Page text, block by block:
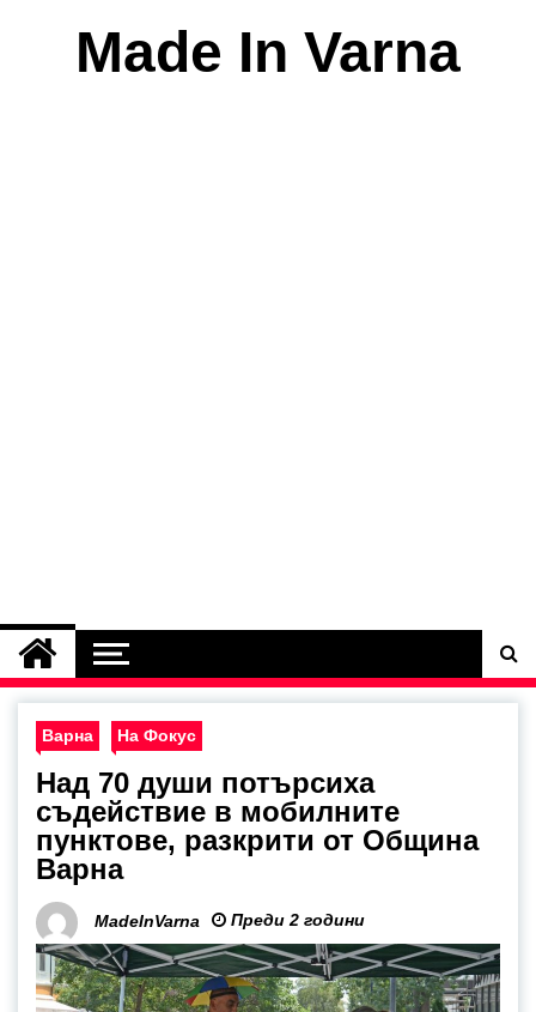
Made In Varna
Варна На Фокус
Над 70 души потърсиха
съдействие в мобилните
пунктове, разкрити от Община
Варна
MadeInVarna Преди 2 години